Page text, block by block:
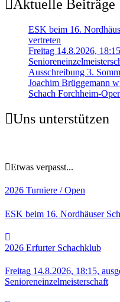
Aktuelle Beiträge
ESK beim 16.
vertreten
Freitag 14.8.2026,
Ausschreibung 3.
Joachim Brüggemann
Schach Forchheim-
Uns unterstützen
Etwas verpasst...
2026 Turniere / Open
ESK beim 16. Nordhäuser
2026 Erfurter Schachklub
Freitag 14.8.2026, 18:15,
Senioreneinzelmeisterschaft